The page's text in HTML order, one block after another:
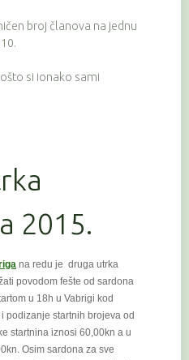
broj članova na jednu
si ionako sami
2015.
na redu je druga utrka
povodom fešte od sardona
u 18h u Vabrigi kod
podizanje startnih brojeva od
startnina iznosi 60,00kn a u
Osim sardona za sve